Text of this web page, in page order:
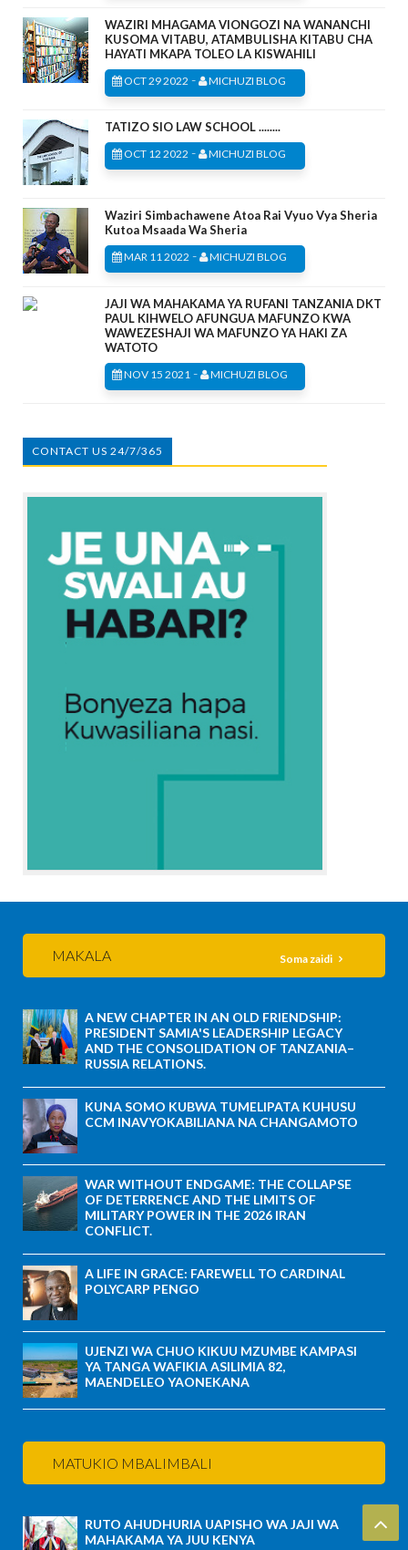
WAZIRI MHAGAMA VIONGOZI NA WANANCHI
KUSOMA VITABU, ATAMBULISHA KITABU CHA
HAYATI MKAPA TOLEO LA KISWAHILI
OCT 29 2022 - MICHUZI BLOG
TATIZO SIO LAW SCHOOL ........
OCT 12 2022 - MICHUZI BLOG
Waziri Simbachawene Atoa Rai Vyuo Vya Sheria
Kutoa Msaada Wa Sheria
MAR 11 2022 - MICHUZI BLOG
JAJI WA MAHAKAMA YA RUFANI TANZANIA DKT
PAUL KIHWELO AFUNGUA MAFUNZO KWA
WAWEZESHAJI WA MAFUNZO YA HAKI ZA
WATOTO
NOV 15 2021 - MICHUZI BLOG
CONTACT US 24/7/365
MAKALA Soma zaidi
A NEW CHAPTER IN AN OLD FRIENDSHIP:
PRESIDENT SAMIA'S LEADERSHIP LEGACY
AND THE CONSOLIDATION OF TANZANIA–
RUSSIA RELATIONS.
KUNA SOMO KUBWA TUMELIPATA KUHUSU
CCM INAVYOKABILIANA NA CHANGAMOTO
WAR WITHOUT ENDGAME: THE COLLAPSE
OF DETERRENCE AND THE LIMITS OF
MILITARY POWER IN THE 2026 IRAN
CONFLICT.
A LIFE IN GRACE: FAREWELL TO CARDINAL
POLYCARP PENGO
UJENZI WA CHUO KIKUU MZUMBE KAMPASI
YA TANGA WAFIKIA ASILIMIA 82,
MAENDELEO YAONEKANA
MATUKIO MBALIMBALI
RUTO AHUDHURIA UAPISHO WA JAJI WA
MAHAKAMA YA JUU KENYA